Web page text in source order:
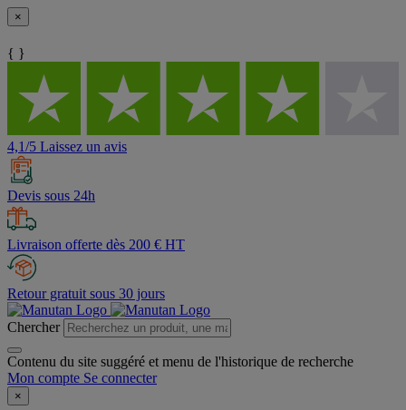
×
{ }
4,1/5 Laissez un avis
Devis sous 24h
Livraison offerte dès 200 € HT
Retour gratuit sous 30 jours
Chercher
Contenu du site suggéré et menu de l'historique de recherche
Mon compte Se connecter
×